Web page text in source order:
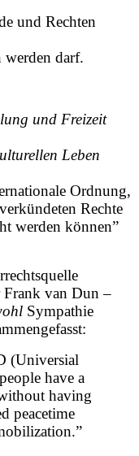
und Rechten
werden darf.
und Freizeit
Leben
Ordnung,
Rechte
werden können”
van Dun –
Sympathie
(Universial
have a
having
peacetime